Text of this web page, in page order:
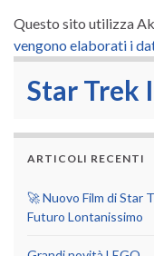
Questo sito utilizza
vengono elaborati i
Star Trek
ARTICOLI RECENTI
🚀 Nuovo Film di Star
Futuro Lontanissimo